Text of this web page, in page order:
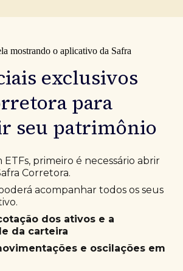
exclusivos
para
seu patrimônio
ETFs, primeiro é necessário abrir
Corretora.
acompanhar todos os seus
dos ativos e a
da carteira
e oscilações em